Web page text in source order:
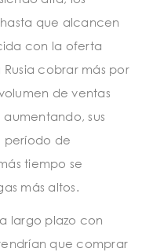
que alcancen
con la oferta
cobrar más por
de ventas
sus
período de
tiempo se
más altos.
largo plazo con
que comprar